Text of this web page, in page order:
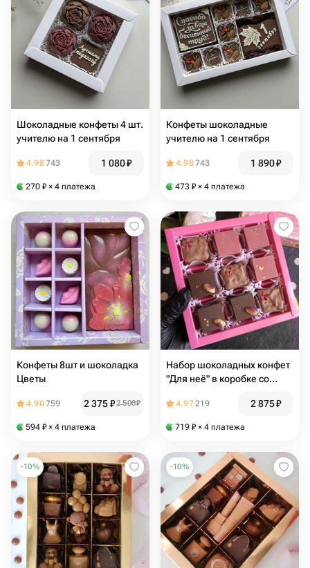
Шоколадные конфеты 4 шт.
учителю на 1 сентября
4.98743 1 080₽
270 ₽ × 4 платежа
Конфеты шоколадные
учителю на 1 сентября
4.98743 1 890₽
473 ₽ × 4 платежа
Конфеты 8шт и шоколадка
Цветы
4.90759 2 375₽2 500₽
594 ₽ × 4 платежа
Набор шоколадных конфет
"Для неё" в коробке со
девушке, жене, маме,
4.97219 2 875₽
719 ₽ × 4 платежа
-10% -10%